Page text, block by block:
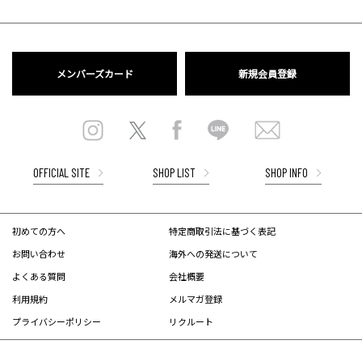
メンバーズカード 新規会員登録
OFFICIAL SITE SHOP LIST SHOP INFO
初めての方へ
お問い合わせ
よくある質問
利用規約
プライバシーポリシー
特定商取引法に基づく表記
海外への発送について
会社概要
メルマガ登録
リクルート